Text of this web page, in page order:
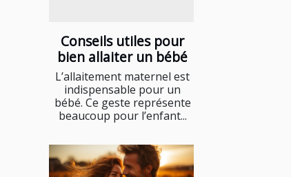
Conseils utiles pour
bien allaiter un bébé
L’allaitement maternel est
indispensable pour un
bébé. Ce geste représente
beaucoup pour l’enfant...